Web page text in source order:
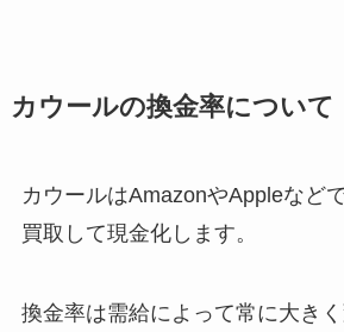
カウールの換金率について
カウールはAmazonやAppleなど
買取して現金化します。
換金率は需給によって常に大き